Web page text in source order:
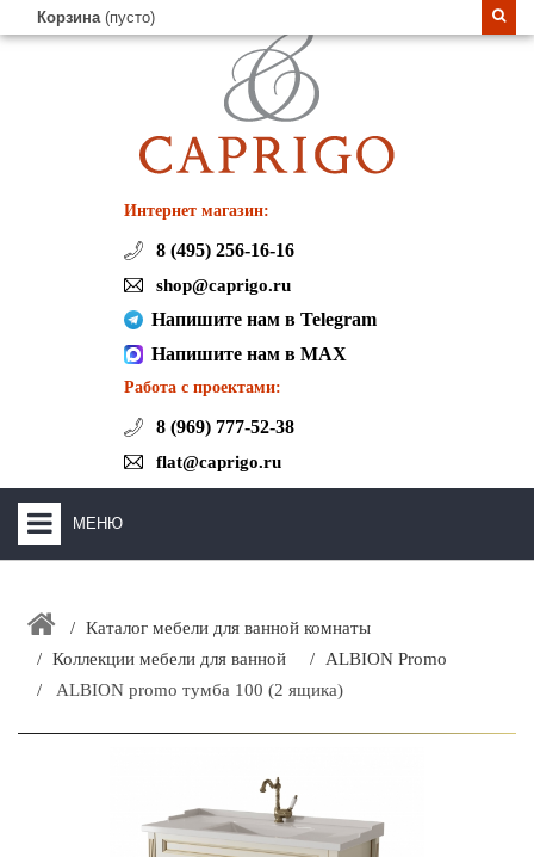
Корзина (пусто)
Интернет магазин:
8 (495) 256-16-16
shop@caprigo.ru
Напишите нам в Telegram
Напишите нам в MAX
Работа с проектами:
8 (969) 777-52-38
flat@caprigo.ru
МЕНЮ
ЗАКАЗАТЬ РАСЧЕТ КУХНИ CAPRIGO
+
ДОСТАВКА И ВОЗВРАТ
Каталог мебели для ванной комнаты
Коллекции мебели для ванной
ALBION Promo
ALBION promo тумба 100 (2 ящика)